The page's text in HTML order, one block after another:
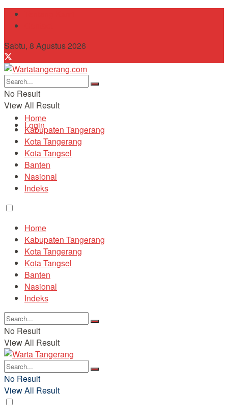
Sabtu, 8 Agustus 2026
No Result
View All Result
Login
Home
Kabupaten Tangerang
Kota Tangerang
Kota Tangsel
Banten
Nasional
Indeks
Home
Kabupaten Tangerang
Kota Tangerang
Kota Tangsel
Banten
Nasional
Indeks
No Result
View All Result
No Result
View All Result